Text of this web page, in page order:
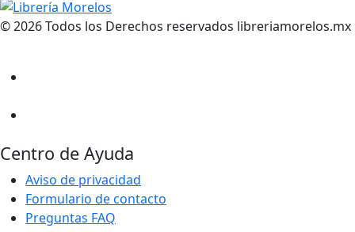
© 2026 Todos los Derechos reservados libreriamorelos.mx
Centro de Ayuda
Aviso de privacidad
Formulario de contacto
Preguntas FAQ